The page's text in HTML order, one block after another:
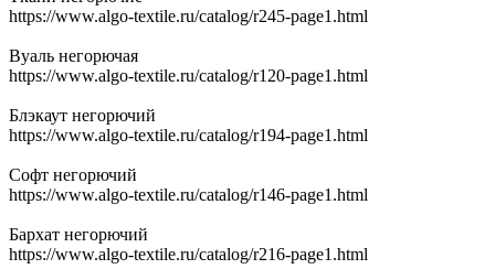
https://www.algo-textile.ru/catalog/r245-page1.html
Вуаль негорючая
https://www.algo-textile.ru/catalog/r120-page1.html
Блэкаут негорючий
https://www.algo-textile.ru/catalog/r194-page1.html
Софт негорючий
https://www.algo-textile.ru/catalog/r146-page1.html
Бархат негорючий
https://www.algo-textile.ru/catalog/r216-page1.html